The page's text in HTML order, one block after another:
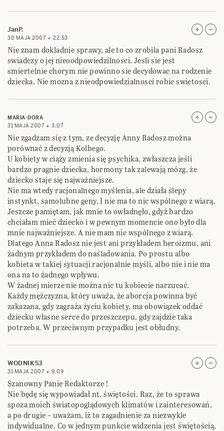
JanP.
30 MAJA 2007 22:53
Nie znam dokladnie sprawy, ale to co zrobila pani Radosz
swiadczy o jej nieoodpowiedzilnosci. Jesli sie jest
smiertelnie chorym nie powinno sie decydowac na rodzenie
dziecka. Nie mozna z nieodpowiedzialnosci robic swietosci.
MARIA-DORA
31 MAJA 2007
3:07
Nie zgadzam się z tym, ze decyzję Anny Radosz można
porównać z decyzją Kolbego.
U kobiety w ciąży zmienia się psychika, zwłaszcza jeśli
bardzo pragnie dziecka, hormony tak zalewają mózg, że
dziecko staje się najważniejsze.
Nie ma wtedy racjonalnego myślenia, ale działa ślepy
instynkt, samolubne geny. I nie ma to nic wspólnego z wiarą.
Jeszcze pamiętam, jak mnie to owładnęło, gdyż bardzo
chciałam mieć dziecko i w pewnym momencie ono było dla
mnie najważniejsze. A nie mam nic wspólnego z wiarą.
Dlatego Anna Radosz nie jest ani przykładem heroizmu, ani
żadnym przykładem do naśladowania. Po prostu albo
kobieta w takiej sytuacji racjonalnie myśli, albo nie i nie ma
ona na to żadnego wpływu.
W żadnej mierze nie można nic tu kobiecie narzucać.
Każdy mężczyzna, który uważa, że aborcja powinna być
zakazana, gdy zagraża życiu kobiety, ma obowiązek oddać
dziecku własne serce do przeszczepu, gdy zajdzie taka
potrzeba. W przeciwnym przypadku jest obłudny.
WODNIK53
31 MAJA 2007 9:09
Szanowny Panie Redaktorze !
Nie będę się wypowiadał nt. świętości. Raz, że to sprawa
spoza moich światopoglądowych klimatów i zainteresowań,
a po drugie – uważam, iż to zagadnienie za niezwykle
indywidualne. Co w jednym punkcie widzenia jest świętością,